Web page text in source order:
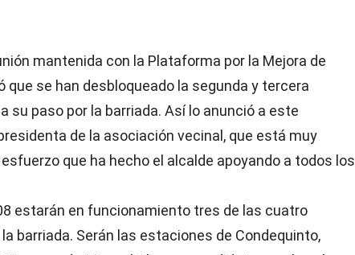
mantenida con la Plataforma por la Mejora de
que se han desbloqueado la segunda y tercera
su paso por la barriada. Así lo anunció a este
de la asociación vecinal, que está muy
que ha hecho el alcalde apoyando a todos los
estarán en funcionamiento tres de las cuatro
barriada. Serán las estaciones de Condequinto,